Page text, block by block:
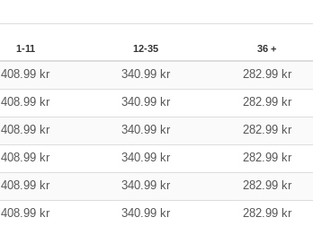
1-11 12-35 36 +
408.99 kr 340.99 kr 282.99 kr
408.99 kr 340.99 kr 282.99 kr
408.99 kr 340.99 kr 282.99 kr
408.99 kr 340.99 kr 282.99 kr
408.99 kr 340.99 kr 282.99 kr
408.99 kr 340.99 kr 282.99 kr